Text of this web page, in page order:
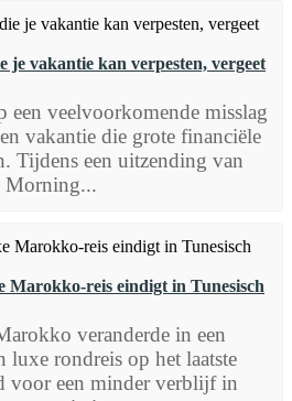
je vakantie kan verpesten, vergeet
een veelvoorkomende misslag
vakantie die grote financiële
Tijdens een uitzending van
Morning...
Marokko-reis eindigt in Tunesisch
veranderde in een
luxe rondreis op het laatste
voor een minder verblijf in